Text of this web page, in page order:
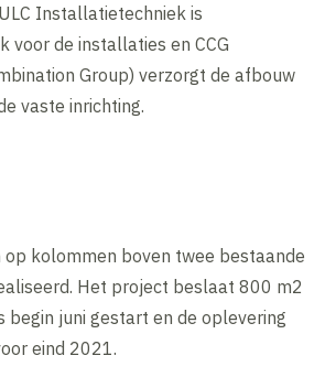
Installatietechniek is
voor de installaties en CCG
Group) verzorgt de afbouw
vaste inrichting.
op kolommen boven twee bestaande
Het project beslaat 800 m2
begin juni gestart en de oplevering
eind 2021.